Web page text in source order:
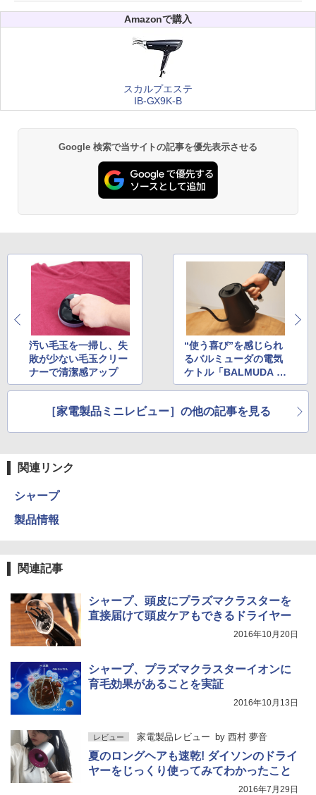
Amazonで購入
スカルプエステ
IB-GX9K-B
Google 検索で当サイトの記事を優先表示させる
汚い毛玉を一掃し、失
敗が少ない毛玉クリー
ナーで清潔感アップ
“使う喜び”を感じられ
るバルミューダの電気
ケトル「BALMUDA T
he Pot」
［家電製品ミニレビュー］の他の記事を見る
関連リンク
シャープ
製品情報
関連記事
シャープ、頭皮にプラズマクラスターを
直接届けて頭皮ケアもできるドライヤー
2016年10月20日
シャープ、プラズマクラスターイオンに
育毛効果があることを実証
2016年10月13日
レビュー 家電製品レビュー by 西村 夢音
夏のロングヘアも速乾! ダイソンのドライ
ヤーをじっくり使ってみてわかったこと
2016年7月29日